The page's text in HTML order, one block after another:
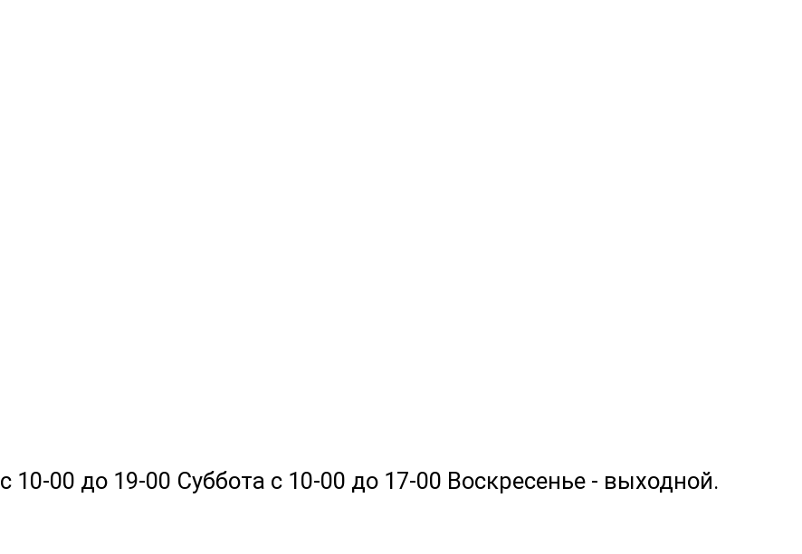
00 до 19-00 Суббота с 10-00 до 17-00 Воскресенье - выходной.